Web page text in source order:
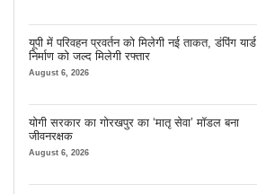
यूपी में परिवहन प्रवर्तन को मिलेगी नई ताकत, डंपिंग यार्ड
निर्माण को जल्द मिलेगी रफ्तार
August 6, 2026
योगी सरकार का गोरखपुर का ‘मातृ सेवा’ मॉडल बना
जीवनरक्षक
August 6, 2026